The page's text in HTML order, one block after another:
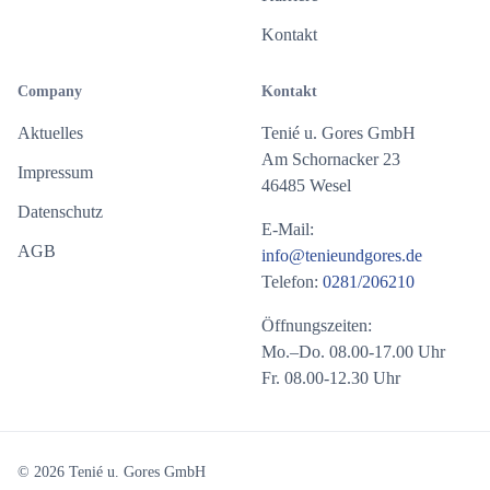
Kontakt
Company
Aktuelles
Impressum
Datenschutz
AGB
Kontakt
Tenié u. Gores GmbH
Am Schornacker 23
46485 Wesel
E-Mail:
info@tenieundgores.de
Telefon: 0281/206210
Öffnungszeiten:
Mo.–Do. 08.00-17.00 Uhr
Fr. 08.00-12.30 Uhr
© 2026 Tenié u. Gores GmbH